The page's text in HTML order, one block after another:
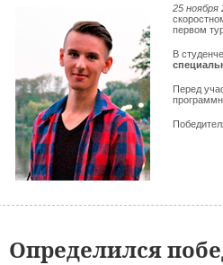
25 ноября
первом
В
Перед
Определился